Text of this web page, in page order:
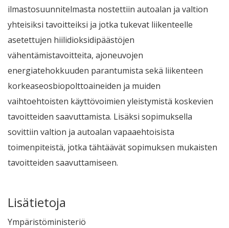
ilmastosuunnitelmasta nostettiin autoalan ja valtion
yhteisiksi tavoitteiksi ja jotka tukevat liikenteelle
asetettujen hiilidioksidipäästöjen
vähentämistavoitteita, ajoneuvojen
energiatehokkuuden parantumista sekä liikenteen
korkeaseosbiopolttoaineiden ja muiden
vaihtoehtoisten käyttövoimien yleistymistä koskevien
tavoitteiden saavuttamista. Lisäksi sopimuksella
sovittiin valtion ja autoalan vapaaehtoisista
toimenpiteistä, jotka tähtäävät sopimuksen mukaisten
tavoitteiden saavuttamiseen.
Lisätietoja
Ympäristöministeriö